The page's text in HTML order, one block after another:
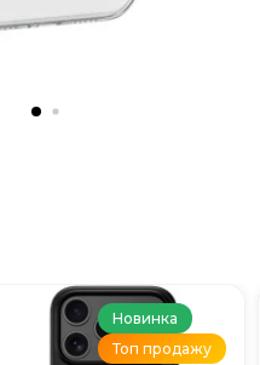
Новинка
Топ продажу